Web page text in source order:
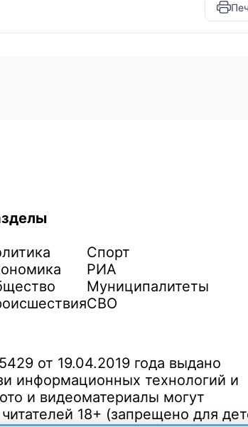
Спорт
РИА
Муниципалитеты
СВО
от 19.04.2019 года выдано
информационных технологий и
и видеоматериалы могут
18+ (запрещено для